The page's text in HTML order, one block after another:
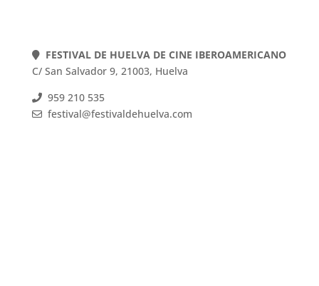
FESTIVAL DE HUELVA DE CINE IBEROAMERICANO
C/ San Salvador 9, 21003, Huelva
959 210 535
festival@festivaldehuelva.com